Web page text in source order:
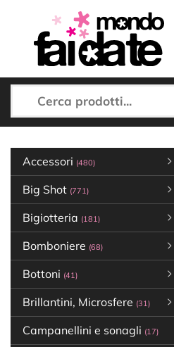
Accessori (480)
Big Shot (771)
Bigiotteria (181)
Bomboniere (68)
Bottoni (41)
Brillantini, Microsfere (31)
Campanellini e sonagli (17)